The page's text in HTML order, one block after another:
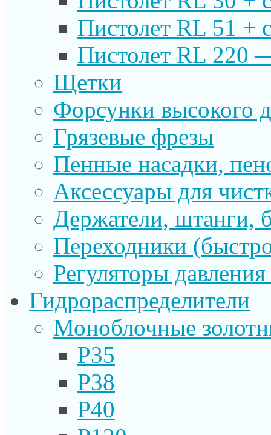
Пистолет RL 51 +
Пистолет RL 220
Щетки
Форсунки высокого
Грязевые фрезы
Пенные насадки,
Аксессуары для
Держатели, штанги,
Переходники
Регуляторы
Гидрораспределители
Моноблочные
P35
P38
P40